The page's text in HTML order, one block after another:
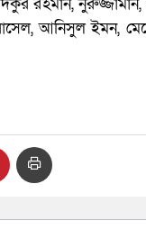
আনিসুল ইমন,